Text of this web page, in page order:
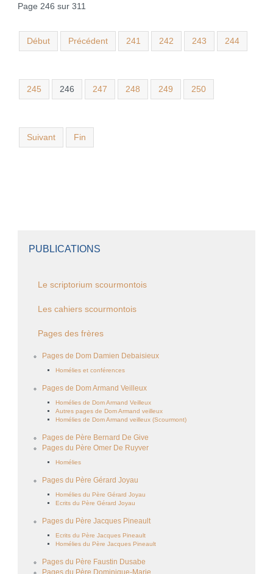
Page 246 sur 311
Début Précédent 241 242 243 244
245 246 247 248 249 250
Suivant Fin
PUBLICATIONS
Le scriptorium scourmontois
Les cahiers scourmontois
Pages des frères
Pages de Dom Damien Debaisieux
Homélies et conférences
Pages de Dom Armand Veilleux
Homélies de Dom Armand Veilleux
Autres pages de Dom Armand veilleux
Homélies de Dom Armand veilleux (Scourmont)
Pages de Père Bernard De Give
Pages du Père Omer De Ruyver
Homélies
Pages du Père Gérard Joyau
Homélies du Père Gérard Joyau
Ecrits du Père Gérard Joyau
Pages du Père Jacques Pineault
Ecrits du Père Jacques Pineault
Homélies du Père Jacques Pineault
Pages du Père Faustin Dusabe
Pages du Père Dominique-Marie